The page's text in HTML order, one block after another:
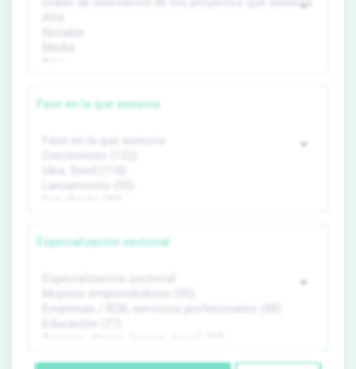
Fase en la que asesora
Especialización sectorial